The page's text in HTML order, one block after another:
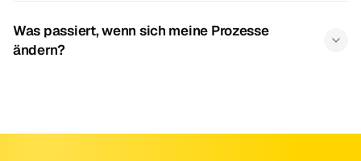
Was passiert, wenn sich meine Prozesse
ändern?